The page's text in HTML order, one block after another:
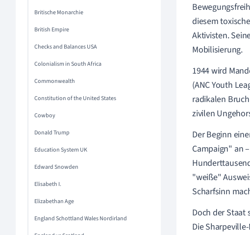
Britische Monarchie
British Empire
Checks and Balances USA
Colonialism in South Africa
Commonwealth
Constitution of the United States
Cowboy
Donald Trump
Education System UK
Edward Snowden
Elisabeth I.
Elizabethan Age
England Schottland Wales Nordirland
diesem
Aktivisten.
Mobilisierung.
1944 wird
(ANC Youth
radikalen
zivilen
Der Beginn
Campaign" an
"weiße"
Scharfsinn
Doch der
Die